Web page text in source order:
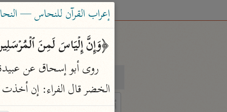
بحث
إعراب القرآن للنحاس — النحاس
﴿وَإِنَّ إِلۡیَاسَ لَمِنَ
الخضر قال الفراء: إن